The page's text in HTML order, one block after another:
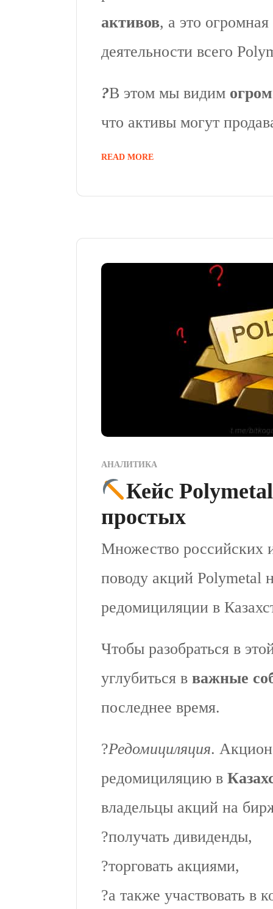
активов, а это
деятельности всего
?В этом мы видим
что активы могут
READ MORE
АНАЛИТИКА
Кейс
простых
Множество российских
поводу акций Polymetal
редомициляции в
Чтобы разобраться в
углубиться в важные
последнее время.
?Редомициляция.
редомициляцию в
владельцы акций на
?получать дивиденды,
?торговать акциями,
?а также участвовать в